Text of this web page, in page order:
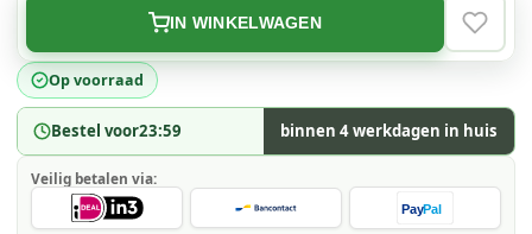
Op voorraad
Bestel voor23:59 binnen 4 werkdagen in huis
IN WINKELWAGEN
Veilig betalen via:
PayPal